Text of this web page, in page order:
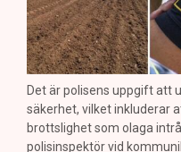
Det är polisens uppgift att
säkerhet, vilket inkluderar
brottslighet som olaga
polisinspektör vid